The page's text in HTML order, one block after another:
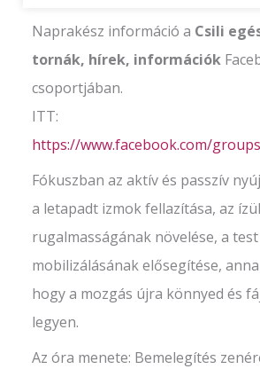
Naprakész információ a Csili
tornák, hírek, információk
csoportjában.
ITT:
https://www.facebook.com/
Fókuszban az aktív és passzív
a letapadt izmok fellazítása, az
rugalmasságának növelése, a test
mobilizálásának elősegítése,
hogy a mozgás újra könnyed és
legyen.
Az óra menete: Bemelegítés